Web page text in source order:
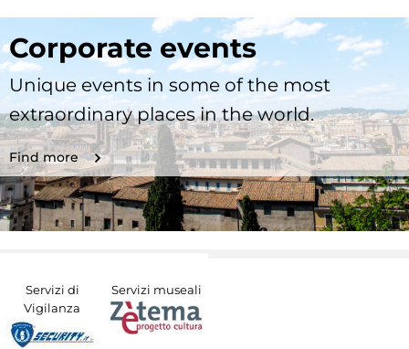
Corporate events
Unique events in some of the most
extraordinary places in the world.
Find more
Servizi di
Vigilanza
Servizi museali